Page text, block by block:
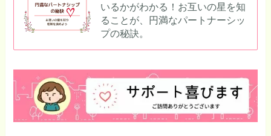
いるかがわかる！お互いの星を知
ることが、円満なパートナーシッ
プの秘訣。